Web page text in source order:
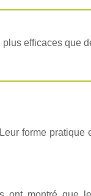
efficaces que
forme